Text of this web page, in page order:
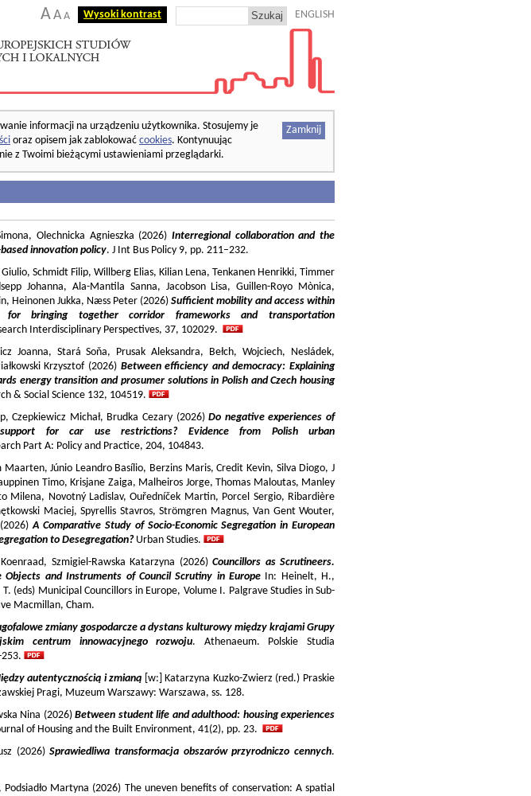
AA A Wysoki kontrast ENGLISH
Zamknij
informacji na urządzeniu użytkownika. Stosujemy je
oraz opisem jak zablokować cookies. Kontynuując
z Twoimi bieżącymi ustawieniami przeglądarki.
Olechnicka Agnieszka (2026) Interregional collaboration and the
innovation policy. J Int Bus Policy 9, pp. 211–232.
Schmidt Filip, Willberg Elias, Kilian Lena, Tenkanen Henrikki, Timmer
Johanna, Ala-Mantila Sanna, Jacobson Lisa, Guillen-Royo Mònica,
Heinonen Jukka, Næss Peter (2026) Sufficient mobility and access within
for bringing together corridor frameworks and transportation
Interdisciplinary Perspectives, 37, 102029.
Joanna, Stará Soňa, Prusak Aleksandra, Bełch, Wojciech, Nesládek,
Krzysztof (2026) Between efficiency and democracy: Explaining
energy transition and prosumer solutions in Polish and Czech housing
& Social Science 132, 104519.
Czepkiewicz Michał, Brudka Cezary (2026)Do negative experiences of
for car use restrictions? Evidence from Polish urban
Part A: Policy and Practice, 204, 104843.
Júnio Leandro Basílio, Berzins Maris, Credit Kevin, Silva Diogo, J
Timo, Krisjane Zaiga, Malheiros Jorge, Thomas Maloutas, Manley
Milena, Novotný Ladislav, Ouředníček Martin, Porcel Sergio, Ribardière
Maciej, Spyrellis Stavros, Strömgren Magnus, Van Gent Wouter,
(2026)A Comparative Study of Socio-Economic Segregation in European
to Desegregation?Urban Studies.
Szmigiel-Rawska Katarzyna (2026) Councillors as Scrutineers.
Objects and Instruments of Council Scrutiny in EuropeIn: Heinelt, H.,
(eds) Municipal Councillors in Europe, Volume I. Palgrave Studies in Sub-
Macmillan, Cham.
zmiany gospodarcze a dystans kulturowy między krajami Grupy
centrum innowacyjnego rozwoju. Athenaeum. Polskie Studia
autentycznością i zmianą [w:] Katarzyna Kuzko-Zwierz (red.) Praskie
Pragi, Muzeum Warszawy: Warszawa, ss. 128.
Nina (2026)Between student life and adulthood: housing experiences
of Housing and the Built Environment, 41(2), pp. 23.
(2026)Sprawiedliwa transformacja obszarów przyrodniczo cennych.
Podsiadło Martyna (2026) The uneven benefits of conservation: A spatial